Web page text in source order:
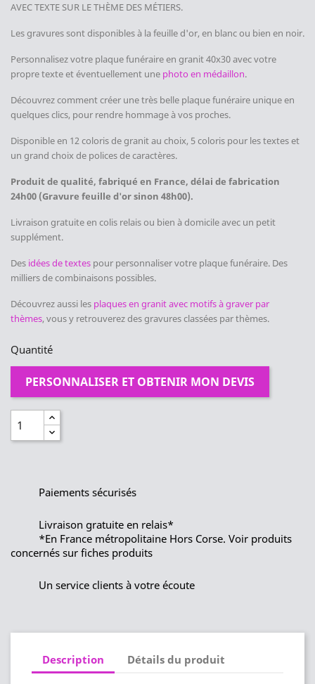
AVEC TEXTE SUR LE THÈME DES MÉTIERS.
Les gravures sont disponibles à la feuille d'or, en blanc ou bien en noir.
Personnalisez votre plaque funéraire en granit 40x30 avec votre
propre texte et éventuellement une photo en médaillon.
Découvrez comment créer une très belle plaque funéraire unique en
quelques clics, pour rendre hommage à vos proches.
Disponible en 12 coloris de granit au choix, 5 coloris pour les textes et
un grand choix de polices de caractères.
Produit de qualité, fabriqué en France, délai de fabrication
24h00 (Gravure feuille d'or sinon 48h00).
Livraison gratuite en colis relais ou bien à domicile avec un petit
supplément.
Des idées de textes pour personnaliser votre plaque funéraire. Des
milliers de combinaisons possibles.
Découvrez aussi les plaques en granit avec motifs à graver par
thèmes, vous y retrouverez des gravures classées par thèmes.
Quantité
PERSONNALISER ET OBTENIR MON DEVIS
Paiements sécurisés
Livraison gratuite en relais*
*En France métropolitaine Hors Corse. Voir produits
concernés sur fiches produits
Un service clients à votre écoute
Description Détails du produit